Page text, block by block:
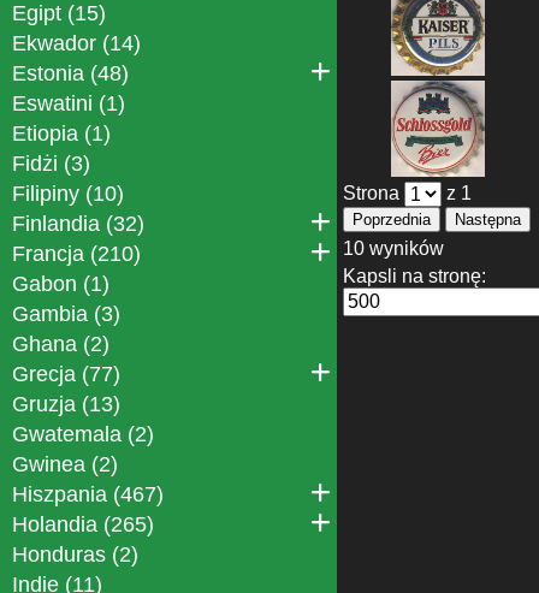
Egipt (15)
Ekwador (14)
Estonia (48)
Eswatini (1)
Etiopia (1)
Fidżi (3)
Filipiny (10)
Finlandia (32)
Francja (210)
Gabon (1)
Gambia (3)
Ghana (2)
Grecja (77)
Gruzja (13)
Gwatemala (2)
Gwinea (2)
Hiszpania (467)
Holandia (265)
Honduras (2)
Indie (11)
Strona z 1
Poprzednia Następna
10 wyników
Kapsli na stronę: